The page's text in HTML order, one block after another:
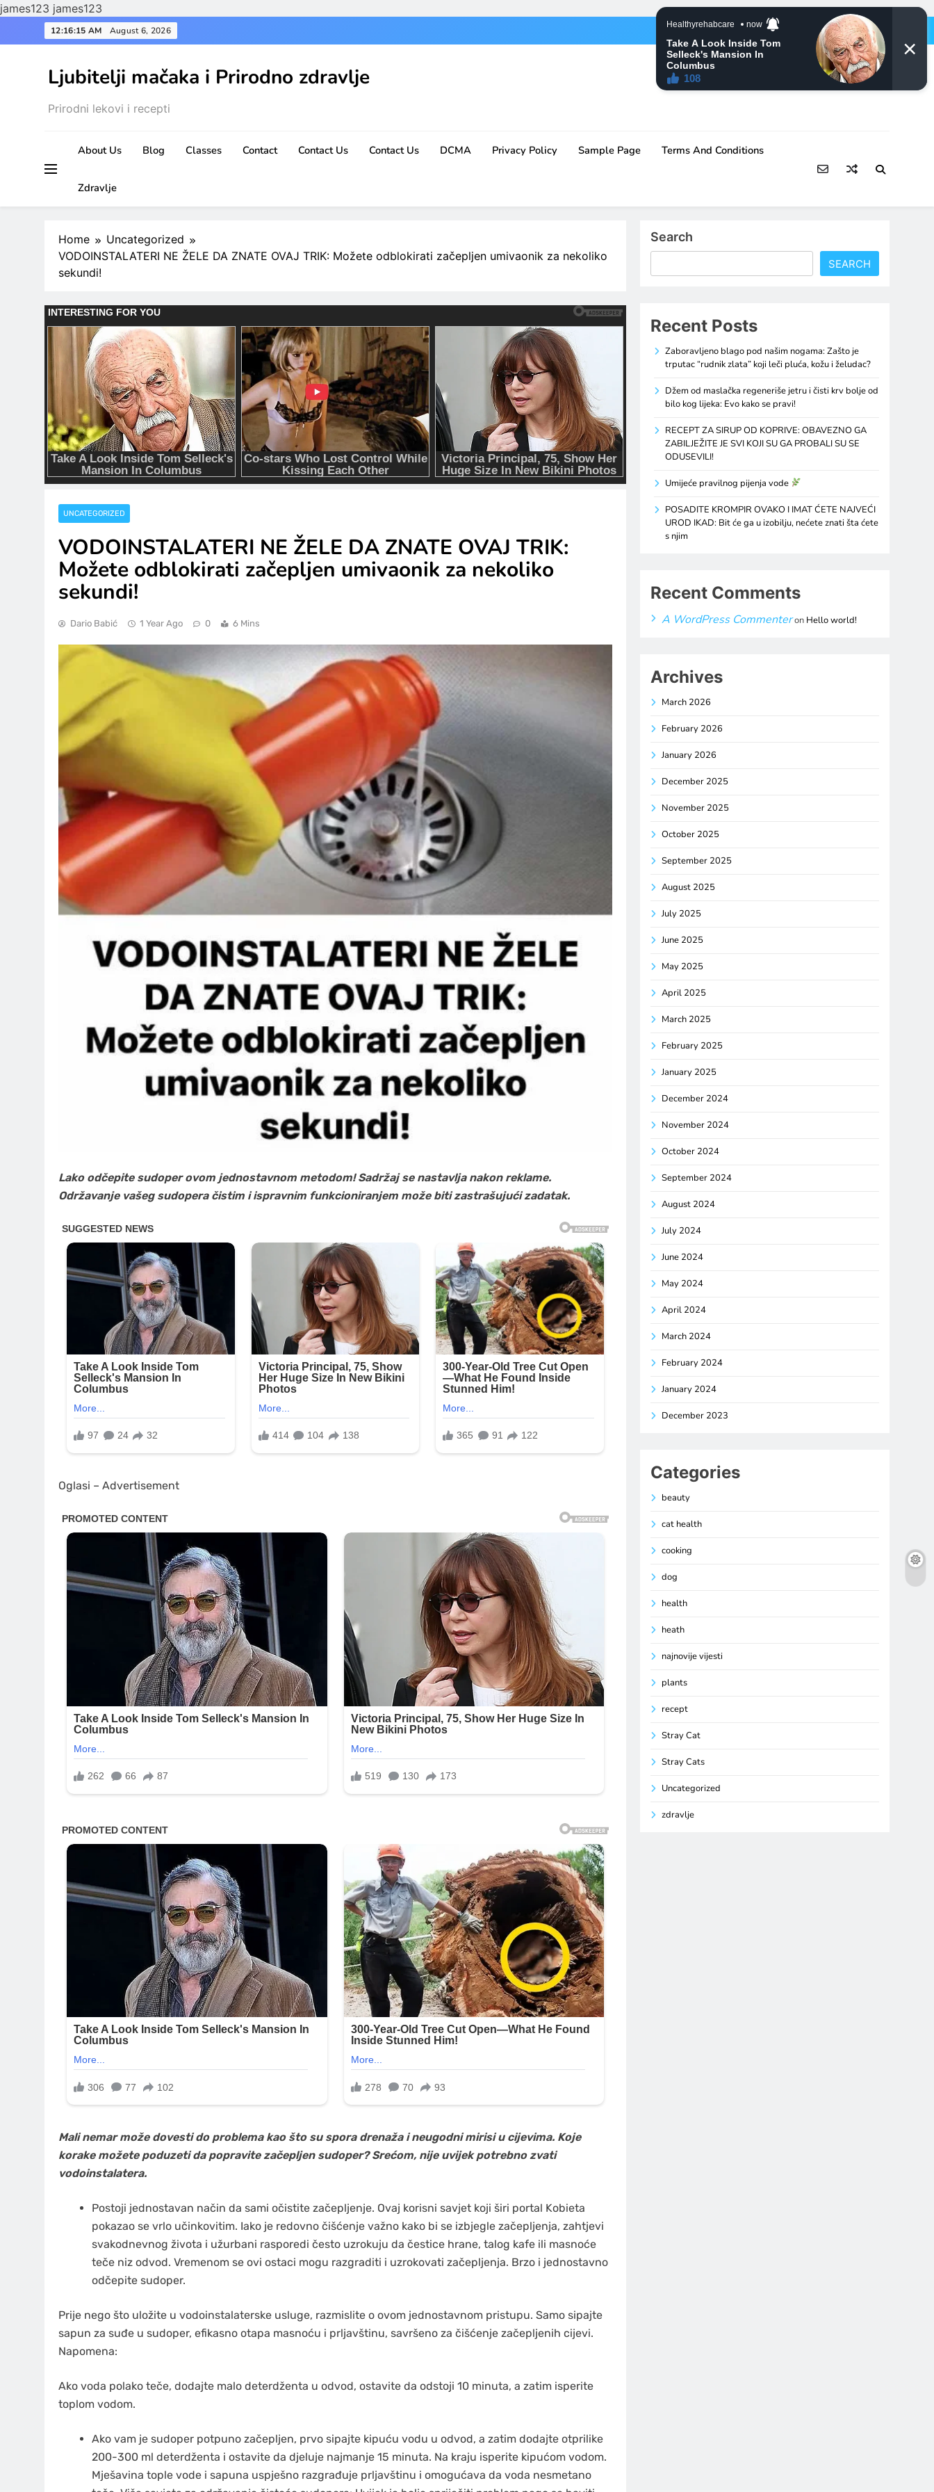
james123 james123
to
12:16:16 AM August 6, 2026
Ljubitelji mačaka i Prirodno zdravlje
Prirodni lekovi i recepti
About Us Blog Classes Contact Contact Us Contact Us DCMA Privacy Policy Sample Page Terms And Conditions
Zdravlje
Home
Uncategorized
VODOINSTALATERI NE ŽELE DA ZNATE OVAJ TRIK: Možete odblokirati začepljen umivaonik za nekoliko
sekundi!
UNCATEGORIZED
VODOINSTALATERI NE ŽELE DA ZNATE OVAJ TRIK:
Možete odblokirati začepljen umivaonik za nekoliko
sekundi!
Dario Babić 1 Year Ago 0 6 Mins
Lako odčepite sudoper ovom jednostavnom metodom! Sadržaj se nastavlja nakon reklame.
Održavanje vašeg sudopera čistim i ispravnim funkcioniranjem može biti zastrašujući zadatak.
Oglasi – Advertisement
Mali nemar može dovesti do problema kao što su spora drenaža i neugodni mirisi u cijevima. Koje
korake možete poduzeti da popravite začepljen sudoper? Srećom, nije uvijek potrebno zvati
vodoinstalatera.
Postoji jednostavan način da sami očistite začepljenje. Ovaj korisni savjet koji širi portal Kobieta
pokazao se vrlo učinkovitim. Iako je redovno čišćenje važno kako bi se izbjegle začepljenja, zahtjevi
svakodnevnog života i užurbani rasporedi često uzrokuju da čestice hrane, talog kafe ili masnoće
teče niz odvod. Vremenom se ovi ostaci mogu razgraditi i uzrokovati začepljenja. Brzo i jednostavno
odčepite sudoper.
Prije nego što uložite u vodoinstalaterske usluge, razmislite o ovom jednostavnom pristupu. Samo sipajte
sapun za suđe u sudoper, efikasno otapa masnoću i prljavštinu, savršeno za čišćenje začepljenih cijevi.
Napomena:
Ako voda polako teče, dodajte malo deterdženta u odvod, ostavite da odstoji 10 minuta, a zatim isperite
toplom vodom.
Ako vam je sudoper potpuno začepljen, prvo sipajte kipuću vodu u odvod, a zatim dodajte otprilike
200-300 ml deterdženta i ostavite da djeluje najmanje 15 minuta. Na kraju isperite kipućom vodom.
Mješavina tople vode i sapuna uspješno razgrađuje prljavštinu i omogućava da voda nesmetano
Search
SEARCH
Recent Posts
Zaboravljeno blago pod našim nogama: Zašto je
trputac “rudnik zlata” koji leči pluća, kožu i želudac?
Džem od maslačka regeneriše jetru i čisti krv bolje od
bilo kog lijeka: Evo kako se pravi!
RECEPT ZA SIRUP OD KOPRIVE: OBAVEZNO GA
ZABILJEŽITE JE SVI KOJI SU GA PROBALI SU SE
ODUSEVILI!
Umijeće pravilnog pijenja vode
POSADITE KROMPIR OVAKO I IMAT ĆETE NAJVEĆI
UROD IKAD: Bit će ga u izobilju, nećete znati šta ćete
s njim
Recent Comments
A WordPress Commenteron Hello world!
Archives
March 2026
February 2026
January 2026
December 2025
November 2025
October 2025
September 2025
August 2025
July 2025
June 2025
May 2025
April 2025
March 2025
February 2025
January 2025
December 2024
November 2024
October 2024
September 2024
August 2024
July 2024
June 2024
May 2024
April 2024
March 2024
February 2024
January 2024
December 2023
Categories
beauty
cat health
cooking
dog
health
heath
najnovije vijesti
plants
recept
Stray Cat
Stray Cats
Uncategorized
zdravlje